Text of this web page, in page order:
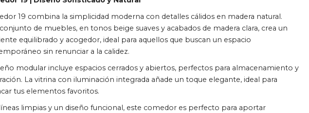
19 combina la simplicidad moderna con detalles cálidos en madera natural.
de muebles, en tonos beige suaves y acabados de madera clara, crea un
equilibrado y acogedor, ideal para aquellos que buscan un espacio
sin renunciar a la calidez.
modular incluye espacios cerrados y abiertos, perfectos para almacenamiento y
La vitrina con iluminación integrada añade un toque elegante, ideal para
tus elementos favoritos.
limpias y un diseño funcional, este comedor es perfecto para aportar